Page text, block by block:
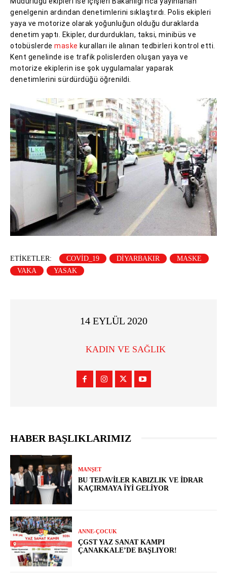
genelgenin ardından denetimlerini sıklaştırdı. Polis ekipleri
yaya ve motorize olarak yoğunluğun olduğu duraklarda
denetim yaptı. Ekipler, durdurdukları, taksi, minibüs ve
otobüslerde maske kuralları ile alınan tedbirleri kontrol etti.
Kent genelinde ise trafik polislerden oluşan yaya ve
motorize ekiplerin ise şok uygulamalar yaparak
denetimlerini sürdürdüğü öğrenildi.
ETIKETLER: COVID_19 DIYARBAKIR
MASKE
VAKA
YASAK
14 EYLÜL 2020
KADIN VE SAĞLIK
HABER BAŞLIKLARIMIZ
MANŞET
BU TEDAVILER KABIZLIK VE İDRAR
KAÇIRMAYA İYI GELIYOR
ANNE-ÇOCUK
ÇGST YAZ SANAT KAMPI
ÇANAKKALE’DE BAŞLIYOR!